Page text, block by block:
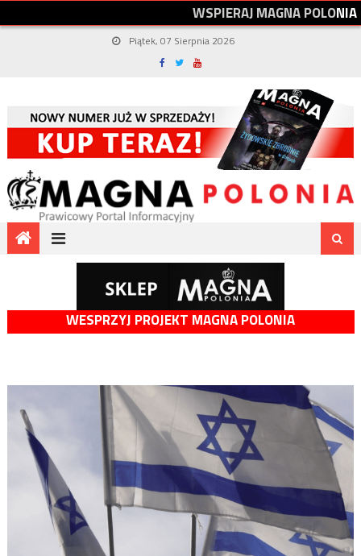
WSPIERAJMAGNAPOLONIA
Piątek, 07 Sierpnia 2026
WESPRZYJ PROJEKT MAGNA POLONIA